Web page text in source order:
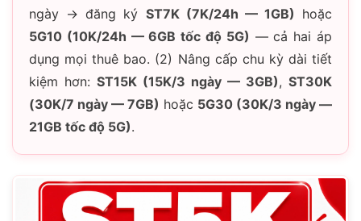
ngày → đăng ký ST7K (7K/24h — 1GB) hoặc
5G10 (10K/24h — 6GB tốc độ 5G) — cả hai áp
dụng mọi thuê bao. (2) Nâng cấp chu kỳ dài tiết
kiệm hơn: ST15K (15K/3 ngày — 3GB), ST30K
(30K/7 ngày — 7GB) hoặc 5G30 (30K/3 ngày —
21GB tốc độ 5G).